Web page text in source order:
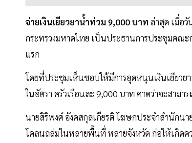
จ่ายเงินเยียวยาน้ำท่วม 9,000 บาท ล่าสุด เมื่อ
กระทรวงมหาดไทย เป็นประธานการประชุมคณ
แรก
โดยที่ประชุมเห็นชอบให้มีการอุดหนุนเงินเยียวย
ในอัตรา ครัวเรือนละ 9,000 บาท คาดว่าจะสาม
นายสิริพงศ์ อังคสกุลเกียรติ โฆษกประจำสำนักน
โคลนถล่มในหลายพื้นที่ หลายจังหวัด ก่อให้เกิด